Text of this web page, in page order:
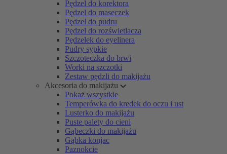
Pędzel do korektora
Pędzel do maseczek
Pędzel do pudru
Pędzel do rozświetlacza
Pędzelek do eyelinera
Pudry sypkie
Szczoteczka do brwi
Worki na szczotki
Zestaw pędzli do makijażu
Akcesoria do makijażu
Pokaż wszystkie
Temperówka do kredek do oczu i ust
Lusterko do makijażu
Puste palety do cieni
Gąbeczki do makijażu
Gąbka konjac
Paznokcie